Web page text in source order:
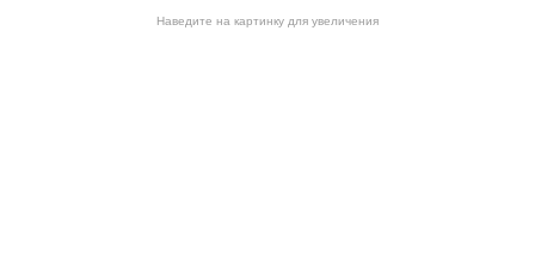
Наведите на картинку для увеличения